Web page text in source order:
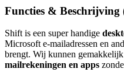
Functies & Beschrijving
Shift is een super handige
Microsoft e-mailadressen en
brengt. Wij kunnen gemakkelijk
mailrekeningen en apps